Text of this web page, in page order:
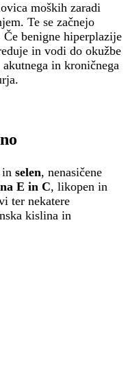
moških zaradi
Te se začnejo
benigne hiperplazije
in vodi do okužbe
in kroničnega
in selen, nenasičene
E in C, likopen in
ter nekatere
kislina in